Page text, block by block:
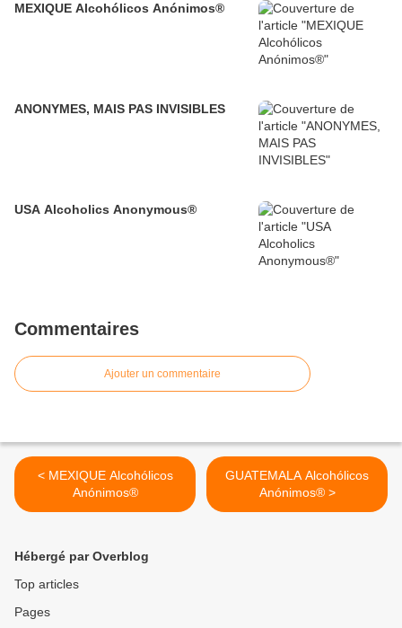
MEXIQUE Alcohólicos Anónimos®
ANONYMES, MAIS PAS INVISIBLES
USA Alcoholics Anonymous®
Commentaires
Ajouter un commentaire
< MEXIQUE Alcohólicos
Anónimos®
GUATEMALA Alcohólicos
Anónimos® >
Hébergé par Overblog
Top articles
Pages